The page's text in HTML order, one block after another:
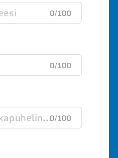
0/100
0/100
0/100